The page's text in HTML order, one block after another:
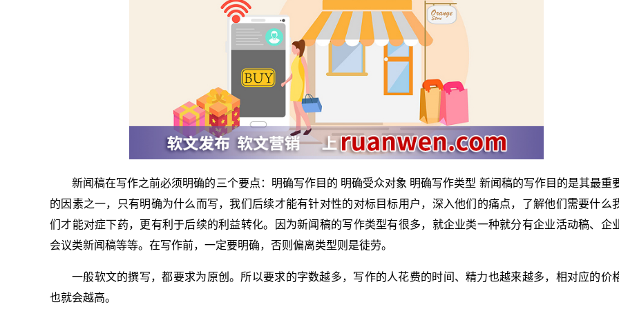
新闻稿在写作之前必须明确的三个要点：明确写作目的 明确受众对象 明确写作类型 新闻稿的写作目的是其最重
的因素之一，只有明确为什么而写，我们后续才能有针对性的对标目标用户，深入他们的痛点，了解他们需要什么
们才能对症下药，更有利于后续的利益转化。因为新闻稿的写作类型有很多，就企业类一种就分有企业活动稿、企
会议类新闻稿等等。在写作前，一定要明确，否则偏离类型则是徒劳。
一般软文的撰写，都要求为原创。所以要求的字数越多，写作的人花费的时间、精力也越来越多，相对应的价
也就会越高。